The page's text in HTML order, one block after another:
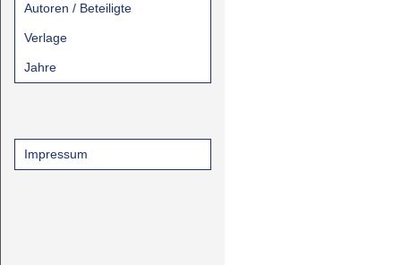
Autoren / Beteiligte
Verlage
Jahre
Impressum